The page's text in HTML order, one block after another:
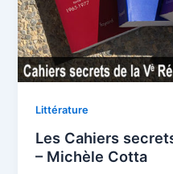
Littérature
Les Cahiers
– Michèle Cotta